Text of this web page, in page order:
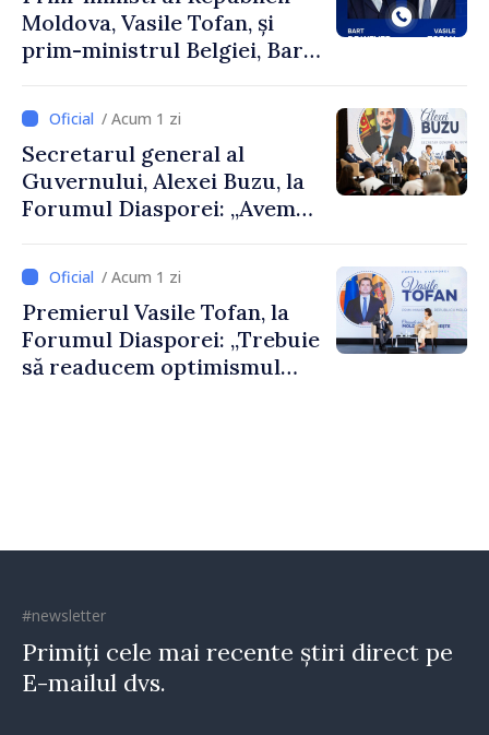
Moldova, Vasile Tofan, și
prim-ministrul Belgiei, Bart
despre parcursul european
al Republicii Moldova.
/ Acum 1 zi
Secretarul general al
Guvernului, Alexei Buzu, la
Forumul Diasporei: „Avem
dumneavoastră pentru a
construi comunități mai
puternice”
/ Acum 1 zi
Premierul Vasile Tofan, la
Forumul Diasporei: „Trebuie
să readucem optimismul
#newsletter
Primiți cele mai recente știri direct pe
E-mailul dvs.